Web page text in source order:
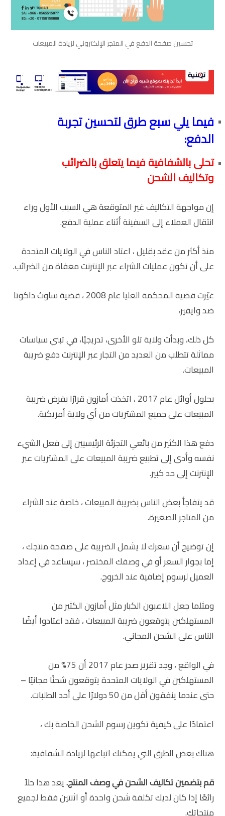
تحسين صفحة الدفع في المتجر الإلكتروني لزيادة المبيعات
فيما يلي سبع طرق لتحسين تجربة
الدفع:
تحلى بالشفافية فيما يتعلق بالضرائب
وتكاليف الشحن
إن مواجهة التكاليف غير المتوقعة هي السبب الأول وراء
انتقال العملاء إلى السفينة أثناء عملية الدفع.
منذ أكثر من عقد بقليل ، اعتاد الناس في الولايات المتحدة
على أن تكون عمليات الشراء عبر الإنترنت معفاة من الضرائب.
غيّرت قضية المحكمة العليا عام 2008 ، قضية ساوث داكوتا
ضد وايفير،
كل ذلك، وبدأت ولاية تلو الأخرى، تدريجيًا، في تبني سياسات
مماثلة تتطلب من العديد من التجار عبر الإنترنت دفع ضريبة
المبيعات.
بحلول أوائل عام 2017 ، اتخذت أمازون قرارًا بفرض ضريبة
المبيعات على جميع المشتريات من أي ولاية أمريكية.
دفع هذا الكثير من بائعي التجزئة الرئيسيين إلى فعل الشيء
نفسه وأدى إلى تطبيع ضريبة المبيعات على المشتريات عبر
الإنترنت إلى حد كبير.
قد يتفاجأ بعض الناس بضريبة المبيعات ، خاصة عند الشراء
من المتاجر الصغيرة.
إن توضيح أن سعرك لا يشمل الضريبة على صفحة منتجك ،
إما بجوار السعر أو في وصفك المختصر ، سيساعد في إعداد
العميل لرسوم إضافية عند الخروج.
ومثلما جعل اللاعبون الكبار مثل أمازون الكثير من
المستهلكين يتوقعون ضريبة المبيعات ، فقد اعتادوا أيضًا
الناس على الشحن المجاني.
في الواقع ، وجد تقرير صدر عام 2017 أن 75% من
المستهلكين في الولايات المتحدة يتوقعون شحنًا مجانيًا –
حتى عندما ينفقون أقل من 50 دولارًا على أحد الطلبات.
اعتمادًا على كيفية تكوين رسوم الشحن الخاصة بك ،
هناك بعض الطرق التي يمكنك اتباعها لزيادة الشفافية:
قم بتضمين تكاليف الشحن في وصف المنتج.يعد هذا حلاً
رائعًا إذا كان لديك تكلفة شحن واحدة أو اثنتين فقط لجميع
منتجاتك.